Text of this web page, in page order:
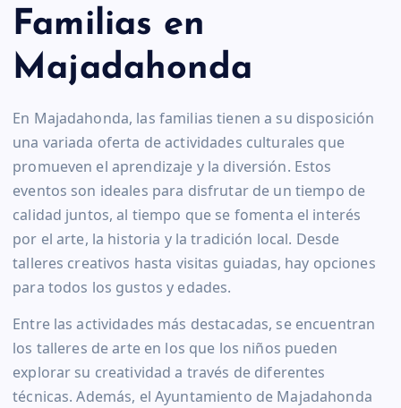
Familias en
Majadahonda
En Majadahonda, las familias tienen a su disposición
una variada oferta de actividades culturales que
promueven el aprendizaje y la diversión. Estos
eventos son ideales para disfrutar de un tiempo de
calidad juntos, al tiempo que se fomenta el interés
por el arte, la historia y la tradición local. Desde
talleres creativos hasta visitas guiadas, hay opciones
para todos los gustos y edades.
Entre las actividades más destacadas, se encuentran
los talleres de arte en los que los niños pueden
explorar su creatividad a través de diferentes
técnicas. Además, el Ayuntamiento de Majadahonda